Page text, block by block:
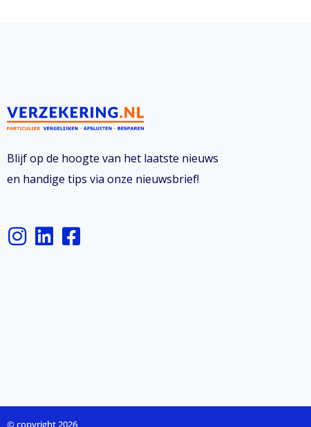
Blijf op de hoogte van het laatste nieuws
en handige tips via onze nieuwsbrief!
I
n
L
i
F
a
s
© copyright 2026